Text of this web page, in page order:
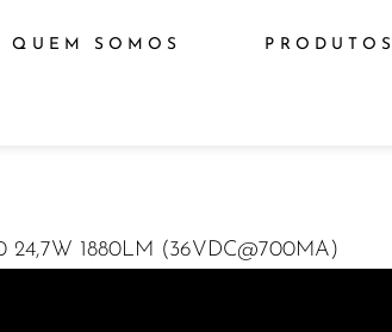
QUEM SOMOS PRODUTOS
24,7W 1880LM (36VDC@700MA)